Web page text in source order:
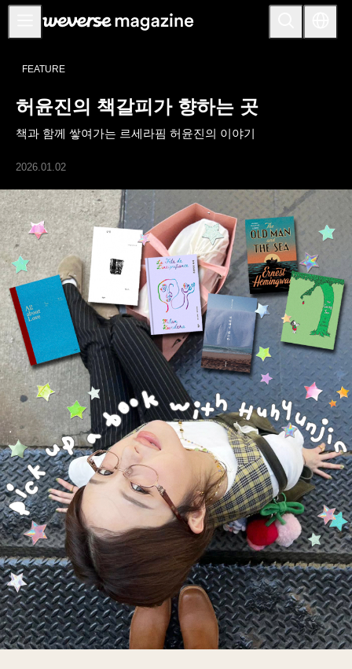
공지사항
FEATURE
INTERVIEW
REVIEW
INTERACTIVE
FIRST+VIEW
THE
INDUSTRY
PLAYLIST
NoW
ALL
ARTICLES
LOGIN
FEATURE
허윤진의 책갈피가 향하는 곳
책과 함께 쌓여가는 르세라핌 허윤진의 이야기
2026.01.02